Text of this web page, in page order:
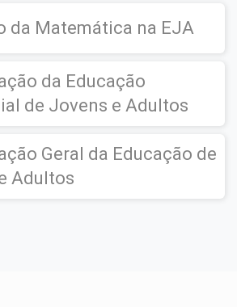
da Matemática na EJA
da Educação
de Jovens e Adultos
Geral da Educação de
Adultos